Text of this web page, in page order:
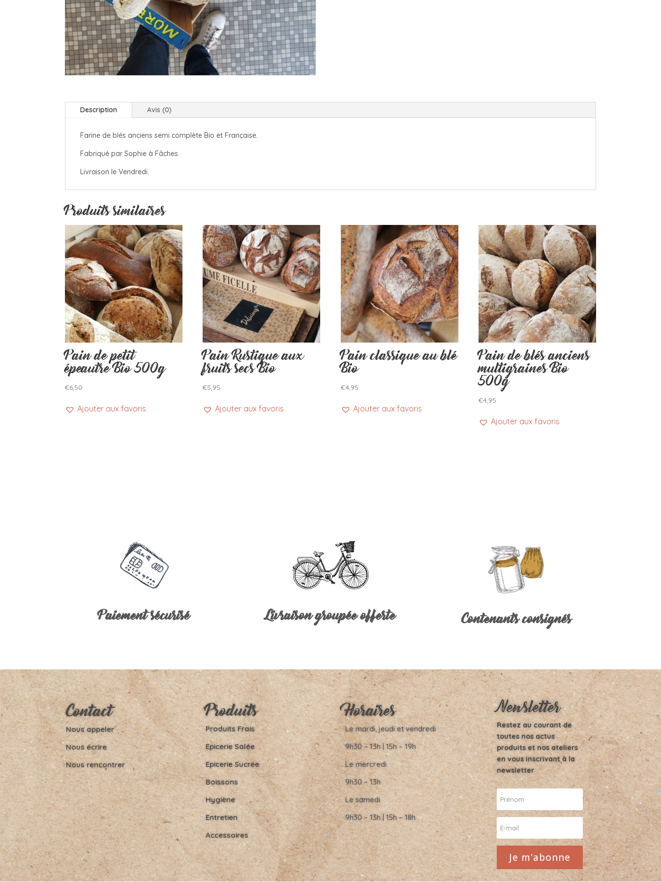
Description Avis (0)
Farine de blés anciens semi complète Bio et Française.
Fabriqué par Sophie à Fâches.
Livraison le Vendredi.
Produits similaires
Pain de petit
épeautre Bio 500g
€6,50
Ajouter aux favoris
Pain Rustique aux
fruits secs Bio
€5,95
Ajouter aux favoris
Pain classique au blé
Bio
€4,95
Ajouter aux favoris
Pain de blés anciens
multigraines Bio
500g
€4,95
Ajouter aux favoris
Paiement sécurisé Livraison groupée offerte Contenants consignés
Contact
Nous appeler
Nous écrire
Nous rencontrer
Produits
Produits Frais
Epicerie Salée
Epicerie Sucrée
Boissons
Hygiène
Entretien
Accessoires
Horaires
Le mardi, jeudi et vendredi
9h30 – 13h | 15h – 19h
Le mercredi
9h30 – 13h
Le samedi
9h30 – 13h | 15h – 18h
Newsletter
Restez au courant de
toutes nos actus
produits et nos ateliers
en vous inscrivant à la
newsletter
Je m'abonne